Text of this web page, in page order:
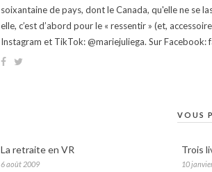
soixantaine de pays, dont le Canada, qu'elle ne se
elle, c’est d’abord pour le « ressentir » (et,
Instagram et TikTok: @mariejuliega. Sur
VOUS
La retraite en VR
6 août 2009
Trois
10